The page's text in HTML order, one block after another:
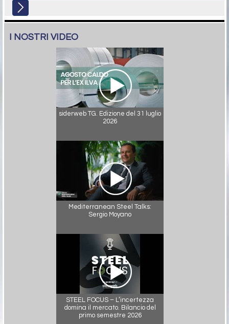
I NOSTRI VIDEO
siderweb TG. Edizione del 31 luglio
2026
Mediterranean Steel Talks:
Sergio Moyano
STEEL FOCUS – L’incertezza
domina il mercato. Bilancio del
primo semestre 2026